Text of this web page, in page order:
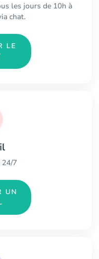
les jours de 10h à
chat.
LE
7
UN